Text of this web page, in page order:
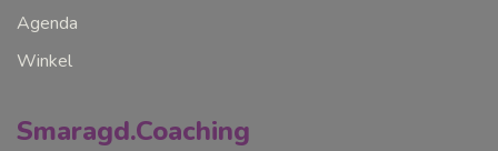
Agenda
Winkel
Smaragd.Coaching